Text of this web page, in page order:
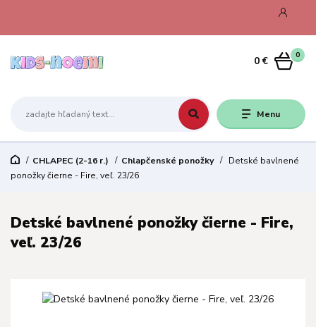
Menu
0
0 €
CHLAPEC (2-16 r.) Chlapčenské ponožky
Detské bavlnené
ponožky čierne - Fire, veľ. 23/26
Detské bavlnené ponožky čierne - Fire,
veľ. 23/26